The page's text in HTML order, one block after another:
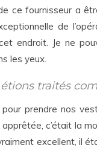
ce fournisseur a
de
endroit. Je ne
les yeux.
traités
prendre nos
c’était la
excellent, il